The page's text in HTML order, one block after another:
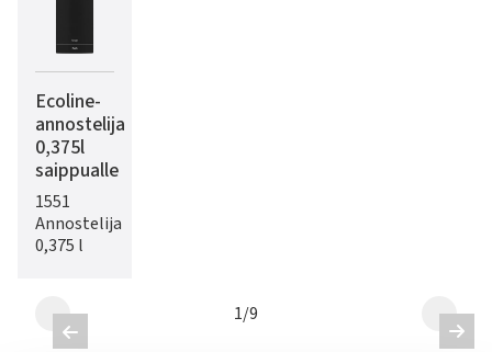
Ecoline-
annostelija
0,375l
saippualle
1551
Annostelija
0,375 l

1/9
